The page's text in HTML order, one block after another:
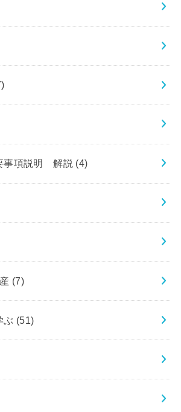
事項説明 解説 (4)
(7)
ぶ (51)